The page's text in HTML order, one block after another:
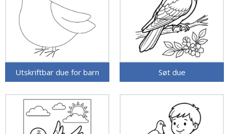
Utskriftbar due for barn Søt due